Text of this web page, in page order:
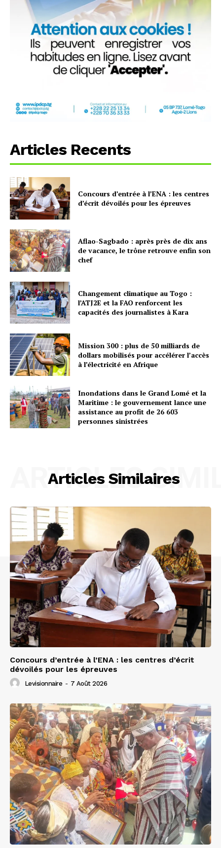
Articles Recents
Concours d’entrée à l’ENA : les centres
d’écrit dévoilés pour les épreuves
Aflao-Sagbado : après près de dix ans
de vacance, le trône retrouve enfin son
chef
Changement climatique au Togo :
l’ATJ2E et la FAO renforcent les
capacités des journalistes à Kara
Mission 300 : plus de 50 milliards de
dollars mobilisés pour accélérer l’accès
à l’électricité en Afrique
Inondations dans le Grand Lomé et la
Maritime : le gouvernement lance une
assistance au profit de 26 603
personnes sinistrées
Articles Similaires
ARTICLES
Concours d’entrée à l’ENA : les centres d’écrit
dévoilés pour les épreuves
Levisionnaire - 7 Août 2026